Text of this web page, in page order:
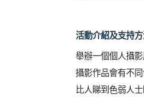
活動介紹及支持
舉辦一個個人攝
攝影作品會有不
比人睇到色弱人